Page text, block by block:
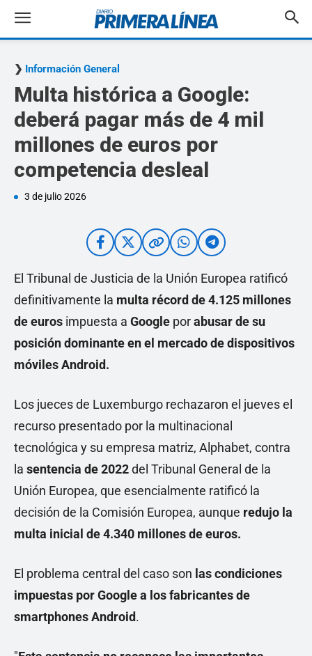
Información General
Multa histórica a Google:
deberá pagar más de 4 mil
millones de euros por
competencia desleal
3 de julio 2026
El Tribunal de Justicia de la Unión Europea ratificó
definitivamente la multa récord de 4.125 millones
de euros impuesta a Google porabusar de su
posición dominante en el mercado de dispositivos
móviles Android.
Los jueces de Luxemburgo rechazaron el jueves el
recurso presentado por la multinacional
tecnológica y su empresa matriz, Alphabet, contra
la sentencia de 2022del Tribunal General de la
Unión Europea, que esencialmente ratificó la
decisión de la Comisión Europea, aunque redujo la
multa inicial de 4.340 millones de euros.
El problema central del caso son las condiciones
impuestas por Google a los fabricantes de
smartphones Android.